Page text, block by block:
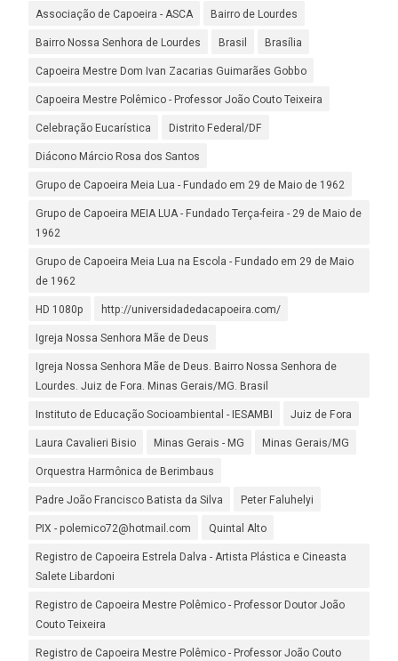
Associação de Capoeira - ASCA Bairro de Lourdes
Bairro Nossa Senhora de Lourdes Brasil Brasília
Capoeira Mestre Dom Ivan Zacarias Guimarães Gobbo
Capoeira Mestre Polêmico - Professor João Couto Teixeira
Celebração Eucarística Distrito Federal/DF
Diácono Márcio Rosa dos Santos
Grupo de Capoeira Meia Lua - Fundado em 29 de Maio de 1962
Grupo de Capoeira MEIA LUA - Fundado Terça-feira - 29 de Maio de
1962
Grupo de Capoeira Meia Lua na Escola - Fundado em 29 de Maio
de 1962
HD 1080p http://universidadedacapoeira.com/
Igreja Nossa Senhora Mãe de Deus
Igreja Nossa Senhora Mãe de Deus. Bairro Nossa Senhora de
Lourdes. Juiz de Fora. Minas Gerais/MG. Brasil
Instituto de Educação Socioambiental - IESAMBI Juiz de Fora
Laura Cavalieri Bisio Minas Gerais - MG Minas Gerais/MG
Orquestra Harmônica de Berimbaus
Padre João Francisco Batista da Silva Peter Faluhelyi
PIX - polemico72@hotmail.com Quintal Alto
Registro de Capoeira Estrela Dalva - Artista Plástica e Cineasta
Salete Libardoni
Registro de Capoeira Mestre Polêmico - Professor Doutor João
Couto Teixeira
Registro de Capoeira Mestre Polêmico - Professor João Couto